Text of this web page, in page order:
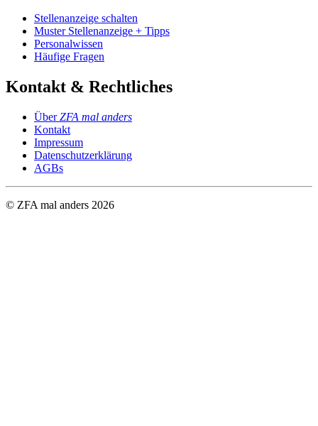
Stellenanzeige schalten
Muster Stellenanzeige + Tipps
Personalwissen
Häufige Fragen
Kontakt & Rechtliches
ÜberZFA mal anders
Kontakt
Impressum
Datenschutzerklärung
AGBs
© ZFA mal anders 2026